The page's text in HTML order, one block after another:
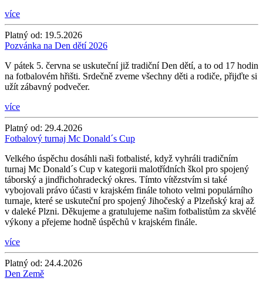
více
Platný od: 19.5.2026
Pozvánka na Den dětí 2026
V pátek 5. června se uskuteční již tradiční Den dětí, a to od 17 hodin
na fotbalovém hřišti. Srdečně zveme všechny děti a rodiče, přijďte si
užít zábavný podvečer.
více
Platný od: 29.4.2026
Fotbalový turnaj Mc Donald´s Cup
Velkého úspěchu dosáhli naši fotbalisté, když vyhráli tradičním
turnaj Mc Donald´s Cup v kategorii malotřídních škol pro spojený
táborský a jindřichohradecký okres. Tímto vítězstvím si také
vybojovali právo účasti v krajském finále tohoto velmi populárního
turnaje, které se uskuteční pro spojený Jihočeský a Plzeňský kraj až
v daleké Plzni. Děkujeme a gratulujeme našim fotbalistům za skvělé
výkony a přejeme hodně úspěchů v krajském finále.
více
Platný od: 24.4.2026
Den Země